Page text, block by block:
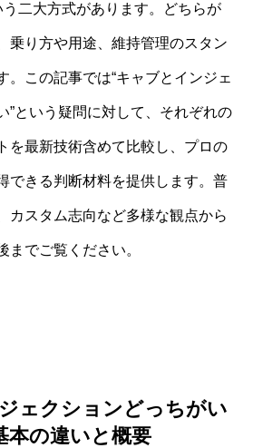
二大方式があります。どちらが
乗り方や用途、維持管理のスタン
。この記事では“キャブとインジェ
”という疑問に対して、それぞれの
を最新技術含めて比較し、プロの
できる判断材料を提供します。普
カスタム志向など多様な観点から
までご覧ください。
ェクションどっちがい
本の違いと概要